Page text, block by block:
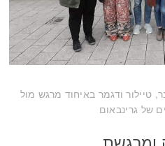
טיילור ודגמר באיחוד מרגש מול
של גרינבאום